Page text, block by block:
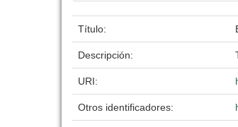
Título:
Descripción:
URI:
Otros identificadores: